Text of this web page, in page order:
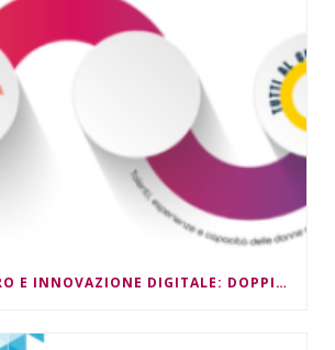
DONNE, LAVORO E INNOVAZIONE DIGITALE: DOPPIO APPUNTAMENTO